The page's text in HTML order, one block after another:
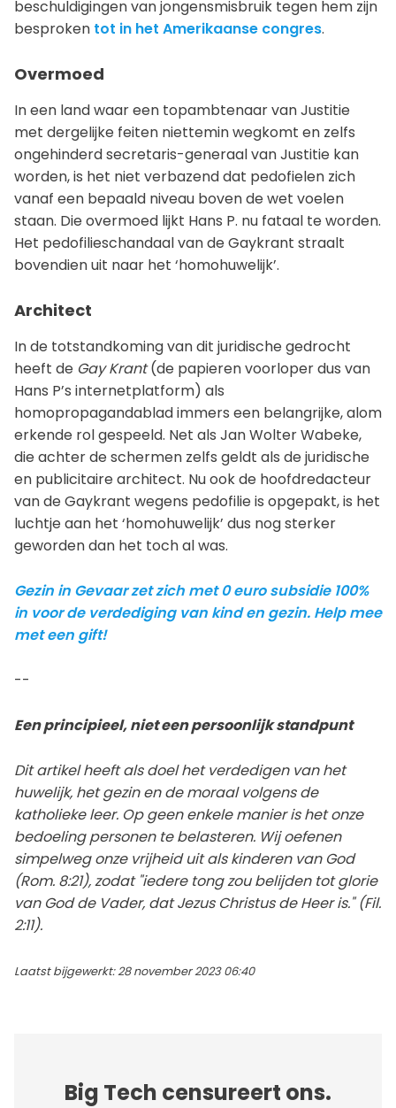
beschuldigingen van jongensmisbruik tegen hem zijn
besproken tot in het Amerikaanse congres.
Overmoed
In een land waar een topambtenaar van Justitie
met dergelijke feiten niettemin wegkomt en zelfs
ongehinderd secretaris-generaal van Justitie kan
worden, is het niet verbazend dat pedofielen zich
vanaf een bepaald niveau boven de wet voelen
staan. Die overmoed lijkt Hans P. nu fataal te worden.
Het pedofilieschandaal van de Gaykrant straalt
bovendien uit naar het ‘homohuwelijk’.
Architect
In de totstandkoming van dit juridische gedrocht
heeft de Gay Krant(de papieren voorloper dus van
Hans P’s internetplatform) als
homopropagandablad immers een belangrijke, alom
erkende rol gespeeld. Net als Jan Wolter Wabeke,
die achter de schermen zelfs geldt als de juridische
en publicitaire architect. Nu ook de hoofdredacteur
van de Gaykrant wegens pedofilie is opgepakt, is het
luchtje aan het ‘homohuwelijk’ dus nog sterker
geworden dan het toch al was.
Gezin in Gevaar zet zich met 0 euro subsidie 100%
in voor de verdediging van kind en gezin. Help mee
met een gift!
--
Een principieel, niet een persoonlijk standpunt
Dit artikel heeft als doel het verdedigen van het
huwelijk, het gezin en de moraal volgens de
katholieke leer. Op geen enkele manier is het onze
bedoeling personen te belasteren. Wij oefenen
simpelweg onze vrijheid uit als kinderen van God
(Rom. 8:21), zodat "iedere tong zou belijden tot glorie
van God de Vader, dat Jezus Christus de Heer is." (Fil.
2:11).
Laatst bijgewerkt: 28 november 2023 06:40
Big Tech censureert ons.